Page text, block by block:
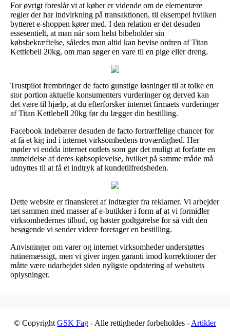
For øvrigt foreslår vi at køber er vidende om de elementære
regler der har indvirkning på transaktionen, til eksempel hvilken
bytteret e-shoppen kører med. I den relation er det desuden
essesentielt, at man når som helst bibeholder sin
købsbekræftelse, således man altid kan bevise ordren af Titan
Kettlebell 20kg, om man søger en vare til en pige eller dreng.
Trustpilot frembringer de facto gunstige løsninger til at tolke en
stor portion aktuelle konsumenters vurderinger og derved kan
det være til hjælp, at du efterforsker internet firmaets vurderinger
af Titan Kettlebell 20kg før du lægger din bestilling.
Facebook indebærer desuden de facto fortræffelige chancer for
at få et kig ind i internet virksomhedens troværdighed. Her
møder vi endda internet outlets som gør det muligt at forfatte en
anmeldelse af deres købsoplevelse, hvilket på samme måde må
udnyttes til at få et indtryk af kundetilfredsheden.
Dette website er finansieret af indtægter fra reklamer. Vi arbejder
tæt sammen med masser af e-butikker i form af at vi formidler
virksomhedernes tilbud, og høster godtgørelse for så vidt den
besøgende vi sender videre foretager en bestilling.
Anvisninger om varer og internet virksomheder understøttes
rutinemæssigt, men vi giver ingen garanti imod korrektioner der
måtte være udarbejdet siden nyligste opdatering af websitets
oplysninger.
© Copyright GSK Fag - Alle rettigheder forbeholdes - Artikler